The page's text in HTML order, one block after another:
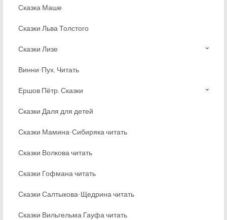
Сказка Маше
Сказки Льва Толстого
Сказки Лизе
Винни-Пух. Читать
Ершов Пётр. Сказки
Сказки Даля для детей
Сказки Мамина-Сибиряка читать
Сказки Волкова читать
Сказки Гофмана читать
Сказки Салтыкова-Щедрина читать
Сказки Вильгельма Гауфа читать